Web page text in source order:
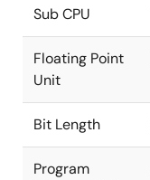
Sub CPU
Floating Point
Unit
Bit Length
Program